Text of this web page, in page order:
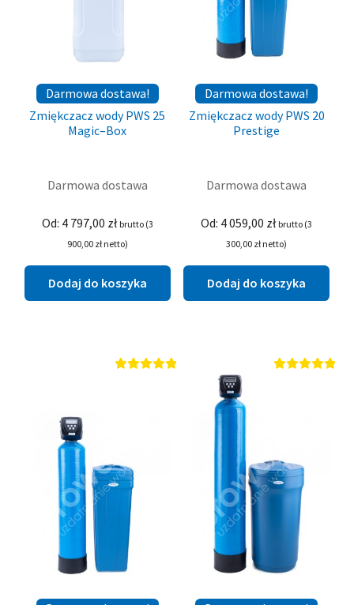
Darmowa dostawa!
Zmiękczacz wody PWS 25
Magic–Box
Darmowa dostawa
Od: 4 797,00 zł brutto (3
900,00 złnetto)
Dodaj do koszyka
Darmowa dostawa!
Zmiękczacz wody PWS 20
Prestige
Darmowa dostawa
Od: 4 059,00 zł brutto (3
300,00 złnetto)
Dodaj do koszyka